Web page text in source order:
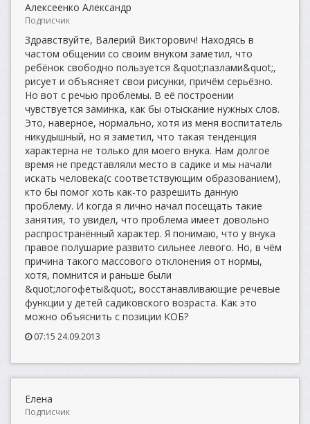
Алексеенко Александр
Подписчик
Здравствуйте, Валерий Викторович! Находясь в
частом общении со своим внуком заметил, что
ребёнок свободно пользуется &quot;пазлами&quot;,
рисует и объясняет свои рисунки, причём серьёзно.
Но вот с речью проблемы. В её построении
чувствуется заминка, как бы отыскание нужных слов.
Это, наверное, нормально, хотя из меня воспитатель
никудышный, но я заметил, что такая тенденция
характерна не только для моего внука. Нам долгое
время не представляли место в садике и мы начали
искать человека(с соответствующим образованием),
кто бы помог хоть как-то разрешить данную
проблему. И когда я лично начал посещать такие
занятия, то увидел, что проблема имеет довольно
распространённый характер. Я понимаю, что у внука
правое полушарие развито сильнее левого. Но, в чём
причина такого массового отклонения от нормы,
хотя, помнится и раньше были
&quot;логофеты&quot;, восстанавливающие речевые
функции у детей садиковского возраста. Как это
можно объяснить с позиции КОБ?
07:15 24.09.2013
Елена
Подписчик